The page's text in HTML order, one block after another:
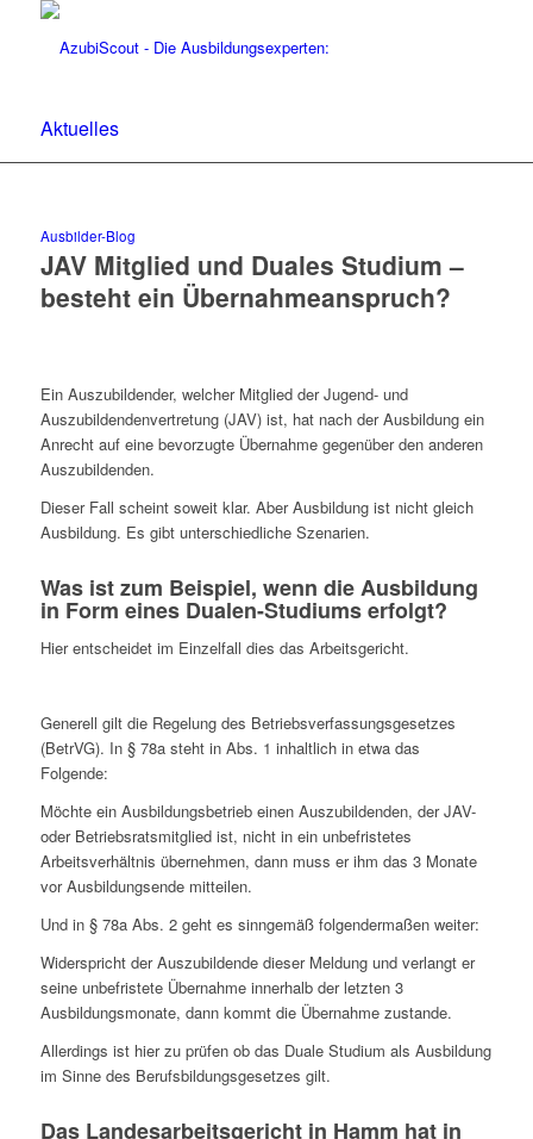
Aktuelles
Ausbilder-Blog
JAV Mitglied und Duales Studium –
besteht ein Übernahmeanspruch?
Ein Auszubildender, welcher Mitglied der Jugend- und
Auszubildendenvertretung (JAV) ist, hat nach der Ausbildung ein
Anrecht auf eine bevorzugte Übernahme gegenüber den anderen
Auszubildenden.
Dieser Fall scheint soweit klar. Aber Ausbildung ist nicht gleich
Ausbildung. Es gibt unterschiedliche Szenarien.
Was ist zum Beispiel, wenn die Ausbildung
in Form eines Dualen-Studiums erfolgt?
Hier entscheidet im Einzelfall dies das Arbeitsgericht.
Generell gilt die Regelung des Betriebsverfassungsgesetzes
(BetrVG). In § 78a steht in Abs. 1 inhaltlich in etwa das
Folgende:
Möchte ein Ausbildungsbetrieb einen Auszubildenden, der JAV-
oder Betriebsratsmitglied ist, nicht in ein unbefristetes
Arbeitsverhältnis übernehmen, dann muss er ihm das 3 Monate
vor Ausbildungsende mitteilen.
Und in § 78a Abs. 2 geht es sinngemäß folgendermaßen weiter:
Widerspricht der Auszubildende dieser Meldung und verlangt er
seine unbefristete Übernahme innerhalb der letzten 3
Ausbildungsmonate, dann kommt die Übernahme zustande.
Allerdings ist hier zu prüfen ob das Duale Studium als Ausbildung
im Sinne des Berufsbildungsgesetzes gilt.
Das Landesarbeitsgericht in Hamm hat in